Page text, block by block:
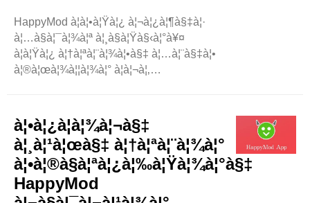
HappyMod à¦à¦•à¦Ÿà¦¿ à¦¬à¦¿à¦¶à§‡à¦·
à¦…à§à¦¯à¦¾à¦ª à¦¸à§à¦Ÿà§‹à¦°à¥¤
à¦à¦Ÿà¦¿ à¦†à¦ªà¦¨à¦¾à¦•à§‡ à¦…à¦¨à§‡à¦•
à¦®à¦œà¦¾à¦¦à¦¾à¦° à¦à¦¬à¦‚
à¦¦à§‡à¦¯à¦¼à¥¤ à¦à¦‡ à¦¬à§à¦²à¦—à¦Ÿà¦¿
..
à¦•à¦¿à¦­à¦¾à¦¬à§‡
à¦¸à¦¹à¦œà§‡ à¦†à¦ªà¦¨à¦¾à¦°
à¦•à¦®à§à¦ªà¦¿à¦‰à¦Ÿà¦¾à¦°à§‡
HappyMod